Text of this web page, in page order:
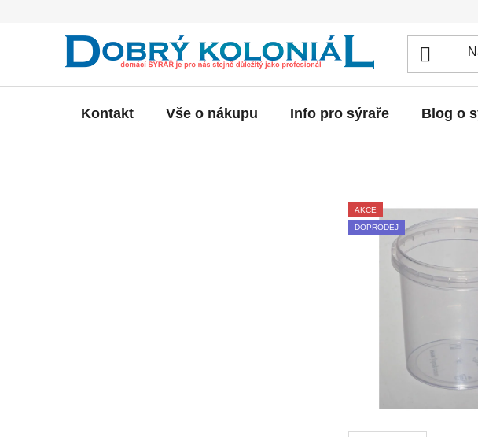
Kontakt Vše o nákupu Info pro sýraře Blog o
AKCE
DOPRODEJ